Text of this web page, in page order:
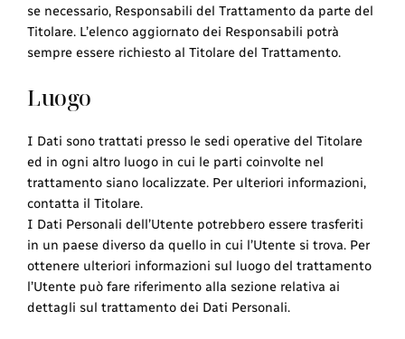
se necessario, Responsabili del Trattamento da parte del
Titolare. L’elenco aggiornato dei Responsabili potrà
sempre essere richiesto al Titolare del Trattamento.
Luogo
I Dati sono trattati presso le sedi operative del Titolare
ed in ogni altro luogo in cui le parti coinvolte nel
trattamento siano localizzate. Per ulteriori informazioni,
contatta il Titolare.
I Dati Personali dell’Utente potrebbero essere trasferiti
in un paese diverso da quello in cui l’Utente si trova. Per
ottenere ulteriori informazioni sul luogo del trattamento
l’Utente può fare riferimento alla sezione relativa ai
dettagli sul trattamento dei Dati Personali.